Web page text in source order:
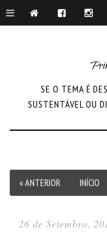
SE O TEMA É
SUSTENTÁVEL OU
« ANTERIOR INÍCIO
26 de Setembro,